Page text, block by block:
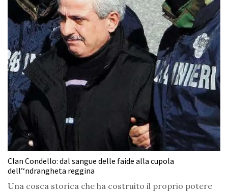
Clan Condello: dal sangue delle faide alla cupola
dell’‘ndrangheta reggina
Una cosca storica che ha costruito il proprio potere